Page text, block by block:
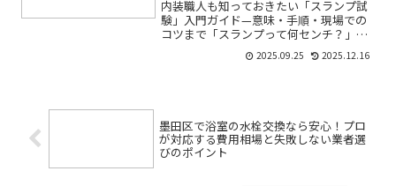
内装職人も知っておきたい「スランプ試
験」入門ガイド—意味・手順・現場での
コツまで「スランプって何センチ？」—
生コンの打設前、現場でよく耳にするこ
の言葉。初めて聞くと少し身構えてしま
2025.09.25 2025.12.16
墨田区で浴室の水栓交換なら安心！プロ
が対応する費用相場と失敗しない業者選
びのポイント